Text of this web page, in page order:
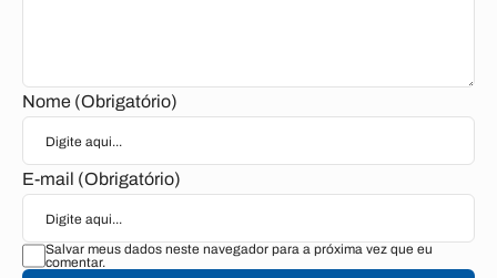
Nome (Obrigatório)
E-mail (Obrigatório)
Salvar meus dados neste navegador para a próxima vez que eu
comentar.